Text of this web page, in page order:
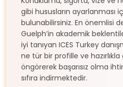
gibi hususların ayarlanması
bulunabilirsiniz. En önemlisi
Guelph’in akademik
iyi tanıyan ICES Turkey
ne tür bir profille ve
öngörerek başarısız olma
sıfıra indirmektedir.